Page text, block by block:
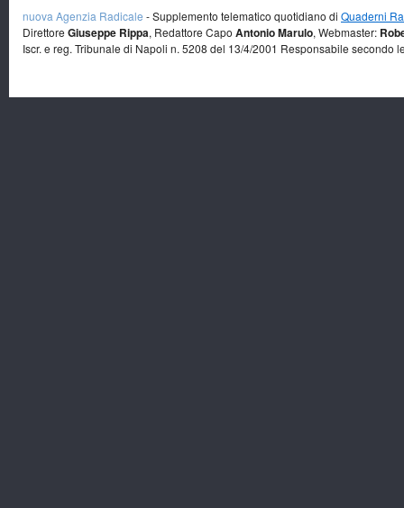
nuova Agenzia Radicale - Supplemento telematico quotidiano di Quaderni
Direttore Giuseppe Rippa, Redattore Capo Antonio Marulo, Webmaster:
Iscr. e reg. Tribunale di Napoli n. 5208 del 13/4/2001 Responsabile secondo